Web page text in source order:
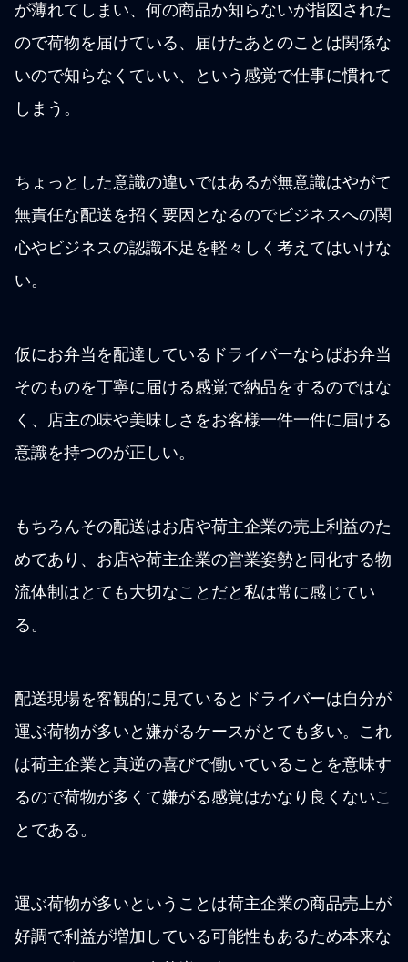
が薄れてしまい、何の商品か知らないが指図された
ので荷物を届けている、届けたあとのことは関係な
いので知らなくていい、という感覚で仕事に慣れて
しまう。
ちょっとした意識の違いではあるが無意識はやがて
無責任な配送を招く要因となるのでビジネスへの関
心やビジネスの認識不足を軽々しく考えてはいけな
い。
仮にお弁当を配達しているドライバーならばお弁当
そのものを丁寧に届ける感覚で納品をするのではな
く、店主の味や美味しさをお客様一件一件に届ける
意識を持つのが正しい。
もちろんその配送はお店や荷主企業の売上利益のた
めであり、お店や荷主企業の営業姿勢と同化する物
流体制はとても大切なことだと私は常に感じてい
る。
配送現場を客観的に見ているとドライバーは自分が
運ぶ荷物が多いと嫌がるケースがとても多い。これ
は荷主企業と真逆の喜びで働いていることを意味す
るので荷物が多くて嫌がる感覚はかなり良くないこ
とである。
運ぶ荷物が多いということは荷主企業の商品売上が
好調で利益が増加している可能性もあるため本来な